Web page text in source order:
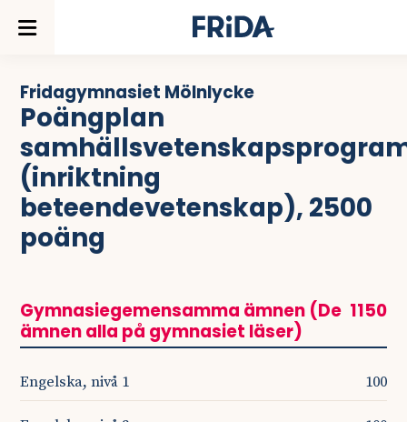
Fridagymnasiet Mölnlycke
Poängplan
(inriktning
beteendevetenskap), 2500
poäng
Gymnasiegemensamma ämnen (De
ämnen alla på gymnasiet läser)
1150
Engelska, nivå 1 100